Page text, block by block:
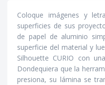
Coloque imágenes y
superficies de sus
de papel de aluminio
superficie del material y
Silhouette CURIO con
Dondequiera que la
presiona, su lámina se